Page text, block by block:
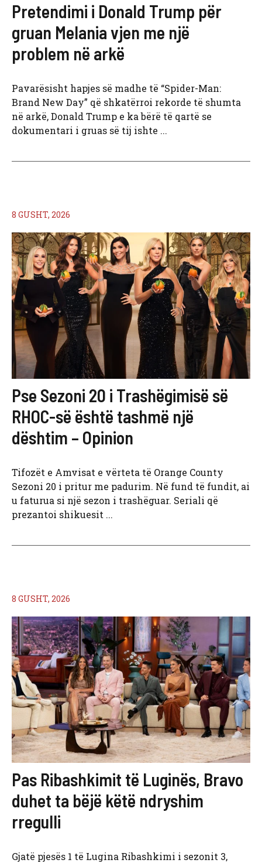
Pretendimi i Donald Trump për
gruan Melania vjen me një
problem në arkë
Pavarësisht hapjes së madhe të “Spider-Man:
Brand New Day” që shkatërroi rekorde të shumta
në arkë, Donald Trump e ka bërë të qartë se
dokumentari i gruas së tij ishte ...
8 GUSHT, 2026
Pse Sezoni 20 i Trashëgimisë së
RHOC-së është tashmë një
dështim – Opinion
Tifozët e Amvisat e vërteta të Orange County
Sezoni 20 i pritur me padurim. Në fund të fundit, ai
u faturua si një sezon i trashëguar. Seriali që
prezantoi shikuesit ...
8 GUSHT, 2026
Pas Ribashkimit të Luginës, Bravo
duhet ta bëjë këtë ndryshim
rregulli
Gjatë pjesës 1 të Lugina Ribashkimi i sezonit 3,